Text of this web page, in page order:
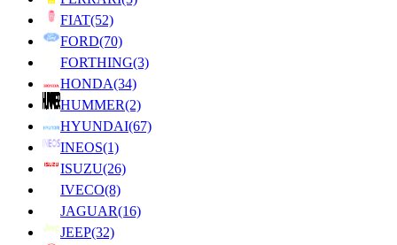
FIAT(52)
FORD(70)
FORTHING(3)
HONDA(34)
HUMMER(2)
HYUNDAI(67)
INEOS(1)
ISUZU(26)
IVECO(8)
JAGUAR(16)
JEEP(32)